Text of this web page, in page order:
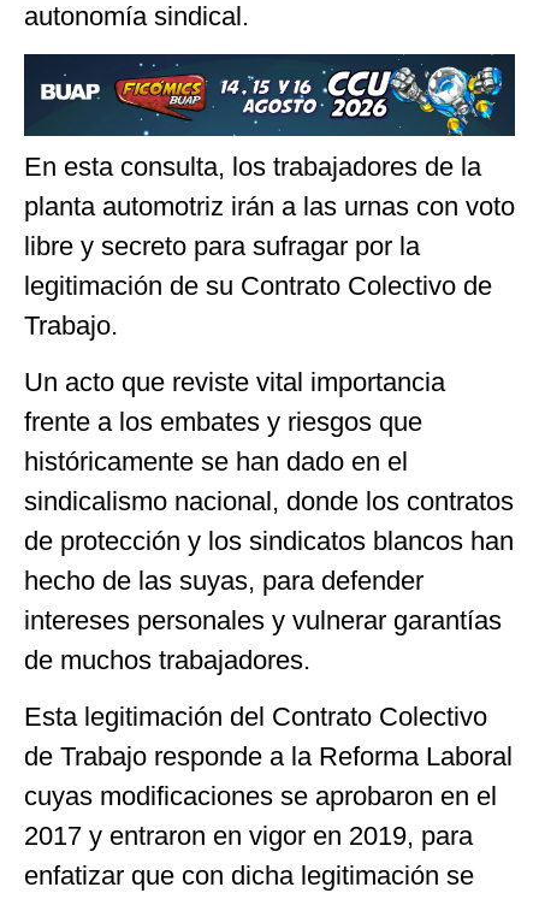
autonomía sindical.
En esta consulta, los trabajadores de la
planta automotriz irán a las urnas con voto
libre y secreto para sufragar por la
legitimación de su Contrato Colectivo de
Trabajo.
Un acto que reviste vital importancia
frente a los embates y riesgos que
históricamente se han dado en el
sindicalismo nacional, donde los contratos
de protección y los sindicatos blancos han
hecho de las suyas, para defender
intereses personales y vulnerar garantías
de muchos trabajadores.
Esta legitimación del Contrato Colectivo
de Trabajo responde a la Reforma Laboral
cuyas modificaciones se aprobaron en el
2017 y entraron en vigor en 2019, para
enfatizar que con dicha legitimación se